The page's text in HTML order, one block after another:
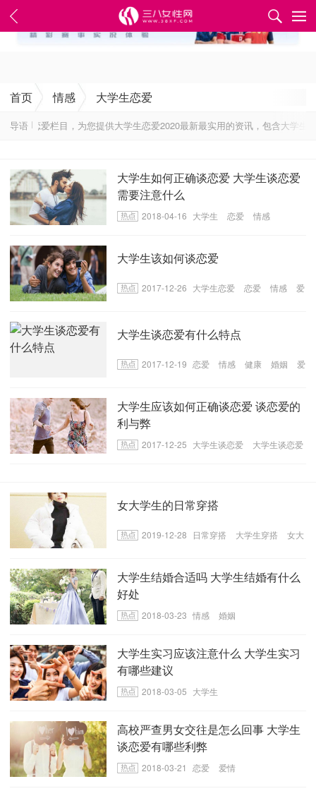
✕
首页 情感 大学生恋爱
导语
生恋爱栏目，为您提供大学生恋爱2020最新最实用的资讯，包含大学生
大学生如何正确谈恋爱 大学生谈恋爱
需要注意什么
2018-04-16 大学生 恋爱 情感
​大学生该如何谈恋爱
2017-12-26 大学生恋爱 恋爱 情感
爱
大学生谈恋爱有什么特点
2017-12-19 恋爱 情感 健康 婚姻
爱
大学生应该如何正确谈恋爱 谈恋爱的
利与弊
2017-12-25 大学生谈恋爱
大学生谈恋爱
女大学生的日常穿搭
2019-12-28 日常穿搭 大学生穿搭
女大
大学生结婚合适吗 大学生结婚有什么
好处
2018-03-23 情感 婚姻
大学生实习应该注意什么 大学生实习
有哪些建议
2018-03-05 大学生
高校严查男女交往是怎么回事 大学生
谈恋爱有哪些利弊
2018-03-21 恋爱 爱情